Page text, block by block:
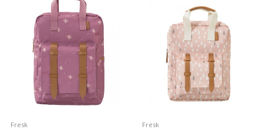
Fresk Fresk